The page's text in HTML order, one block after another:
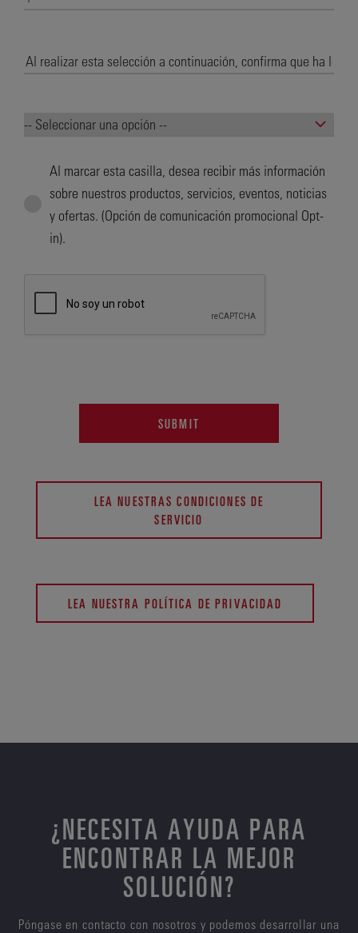
Al marcar esta casilla, desea recibir más información
sobre nuestros productos, servicios, eventos, noticias
y ofertas. (Opción de comunicación promocional Opt-
in).
SUBMIT
LEA NUESTRAS CONDICIONES DE
SERVICIO
LEA NUESTRA POLÍTICA DE PRIVACIDAD
¿NECESITA AYUDA PARA
ENCONTRAR LA MEJOR
SOLUCIÓN?
Póngase en contacto con nosotros y podemos desarrollar una